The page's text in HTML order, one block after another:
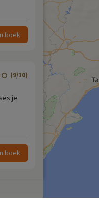
boek
(9/10)
je
boek